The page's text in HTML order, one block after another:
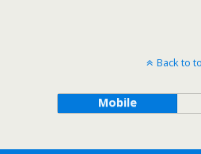
Back to
Mobile